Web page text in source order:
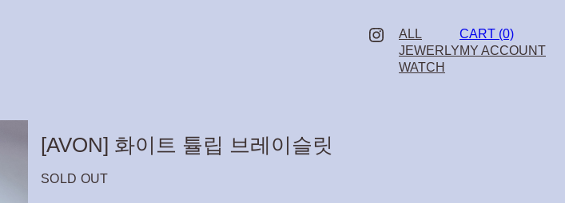
Instagram
ALL
JEWERLY
WATCH
CART (0)
MY ACCOUNT
[AVON] 화이트 튤립 브레이슬릿
SOLD OUT